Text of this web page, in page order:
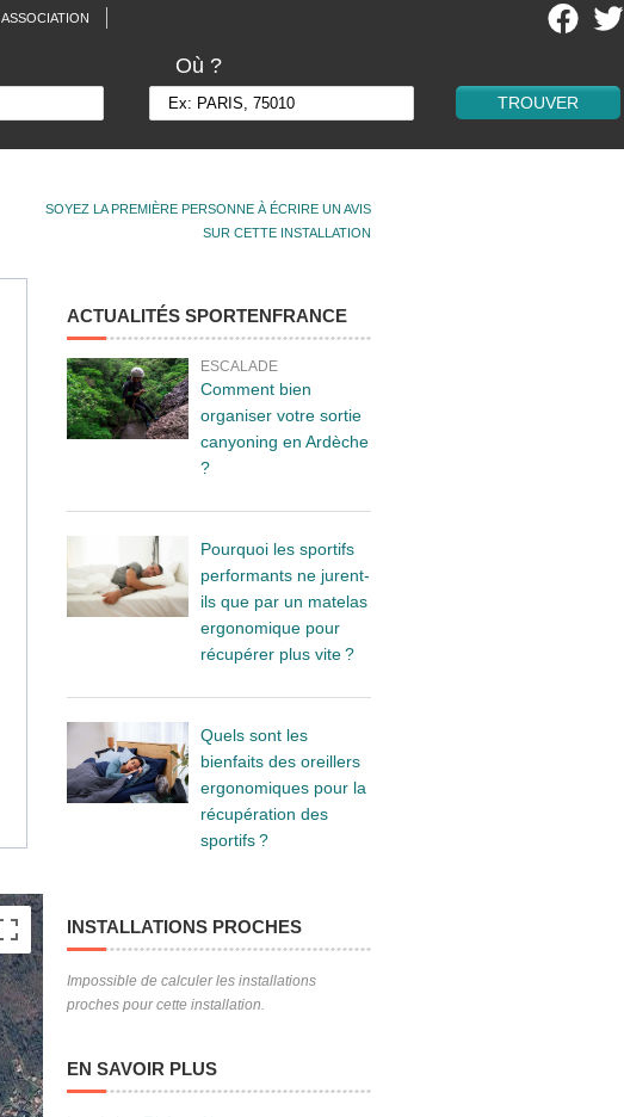
Où ?
SOYEZ LA PREMIÈRE PERSONNE À ÉCRIRE UN AVIS
SUR CETTE INSTALLATION
ACTUALITÉS SPORTENFRANCE
ESCALADE
Comment bien
organiser votre sortie
canyoning en Ardèche
?
Pourquoi les sportifs
performants ne jurent-
ils que par un matelas
ergonomique pour
récupérer plus vite ?
Quels sont les
bienfaits des oreillers
ergonomiques pour la
récupération des
sportifs ?
INSTALLATIONS PROCHES
Impossible de calculer les installations
proches pour cette installation.
EN SAVOIR PLUS